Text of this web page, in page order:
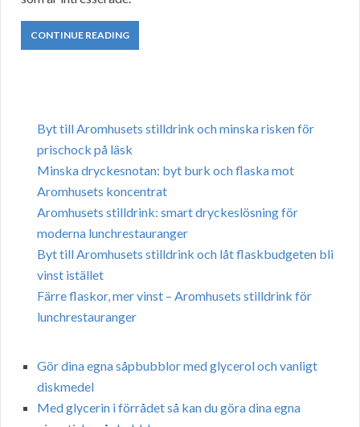
CONTINUE READING
Byt till Aromhusets stilldrink och minska risken för
prischock på läsk
Minska dryckesnotan: byt burk och flaska mot
Aromhusets koncentrat
Aromhusets stilldrink: smart dryckeslösning för
moderna lunchrestauranger
Byt till Aromhusets stilldrink och låt flaskbudgeten bli
vinst istället
Färre flaskor, mer vinst – Aromhusets stilldrink för
lunchrestauranger
Gör dina egna såpbubblor med glycerol och vanligt
diskmedel
Med glycerin i förrådet så kan du göra dina egna